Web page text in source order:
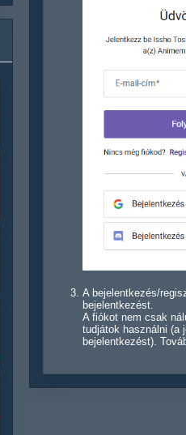
A bejelentkezés/
bejelentkezést.
A fiókot nem csak
tudjátok használni (a
bejelentkezést).